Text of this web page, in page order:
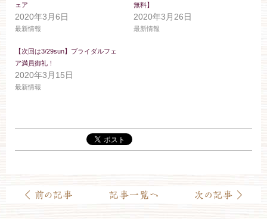
小林楼の結婚式
おもてなし
お客様とのご縁
レストラン＆パーティー
ェア
2020年3月6日
最新情報
無料】
2020年3月26日
最新情報
【次回は3/29sun】ブライダルフェ
ア満員御礼！
2020年3月15日
最新情報